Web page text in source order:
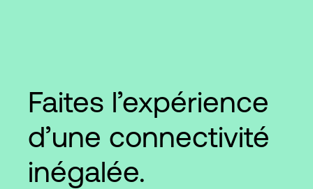
Faites l’expérience
d’une connectivité
inégalée.